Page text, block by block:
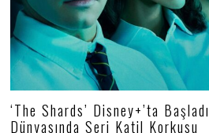
‘The Shards’ Disney+’ta
Dünyasında Seri Katil Korkusu